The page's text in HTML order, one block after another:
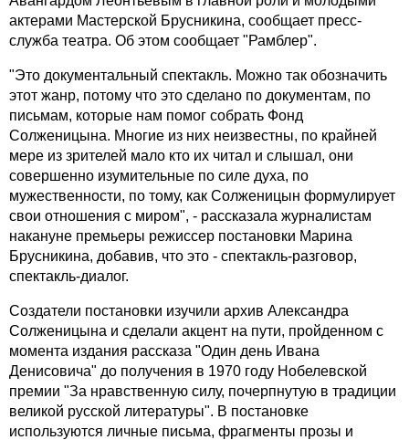
актерами Мастерской Брусникина, сообщает пресс-
служба театра. Об этом сообщает "Рамблер".
"Это документальный спектакль. Можно так обозначить
этот жанр, потому что это сделано по документам, по
письмам, которые нам помог собрать Фонд
Солженицына. Многие из них неизвестны, по крайней
мере из зрителей мало кто их читал и слышал, они
совершенно изумительные по силе духа, по
мужественности, по тому, как Солженицын формулирует
свои отношения с миром", - рассказала журналистам
накануне премьеры режиссер постановки Марина
Брусникина, добавив, что это - спектакль-разговор,
спектакль-диалог.
Создатели постановки изучили архив Александра
Солженицына и сделали акцент на пути, пройденном с
момента издания рассказа "Один день Ивана
Денисовича" до получения в 1970 году Нобелевской
премии "За нравственную силу, почерпнутую в традиции
великой русской литературы". В постановке
используются личные письма, фрагменты прозы и